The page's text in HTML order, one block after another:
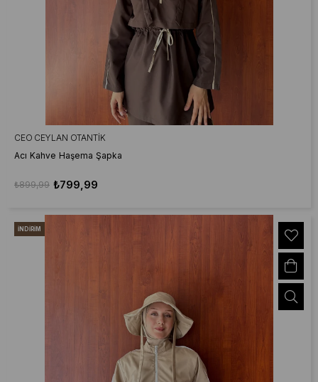
CEO CEYLAN OTANTIK
Acı Kahve Haşema Şapka
₺799,99
₺899,99
İNDIRIM